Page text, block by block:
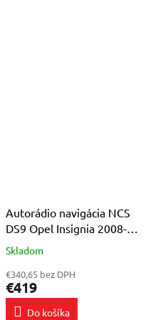
Autorádio navigácia NCS
DS9 Opel Insignia 2008-
2013 Android 8GB LTE 9″
Priemerné
produktu
je
5,0
Skladom
€340,65 bez DPH
€419
Do košíka